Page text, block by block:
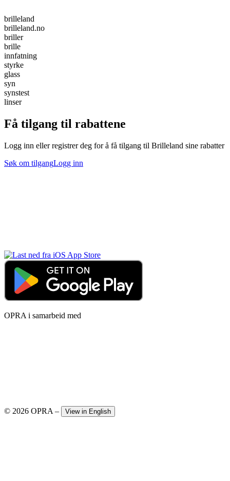
brilleland
brilleland.no
briller
brille
innfatning
styrke
glass
syn
synstest
linser
Få tilgang til rabattene
Logg inn eller registrer deg for å få tilgang til Brilleland sine rabatter
Søk om tilgangLogg inn
OPRA i samarbeid med
© 2026 OPRA – View in English